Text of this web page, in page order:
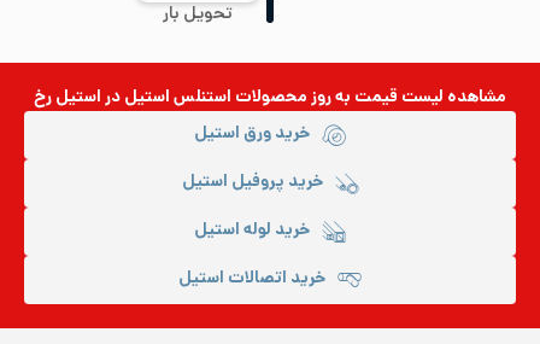
تحویل بار
مشاهده لیست قیمت به روزمحصولات استنلس استیلدر استیل رخ
خرید ورق استیل
خرید پروفیل استیل
خرید لوله استیل
خرید اتصالات استیل